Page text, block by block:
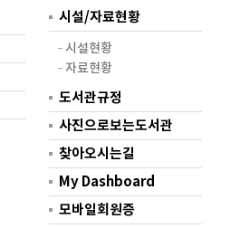
시설/자료현황
시설현황
자료현황
도서관규정
사진으로보는도서관
찾아오시는길
My Dashboard
모바일회원증